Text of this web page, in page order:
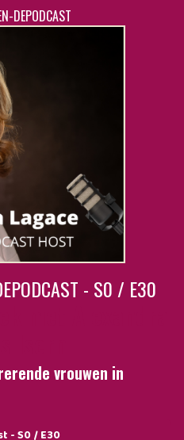
DEPODCAST
- S0 / E30
vrouwen in